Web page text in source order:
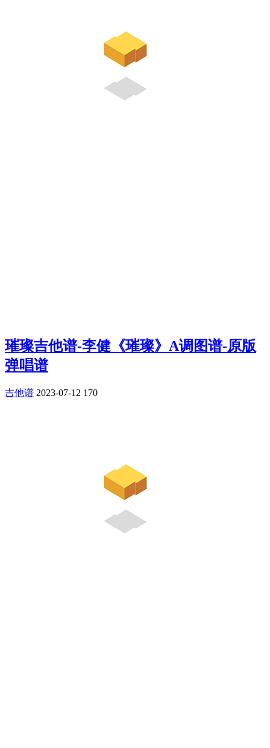
璀璨吉他谱-李健《璀璨》A调图谱-原版
弹唱谱
吉他谱 2023-07-12 170